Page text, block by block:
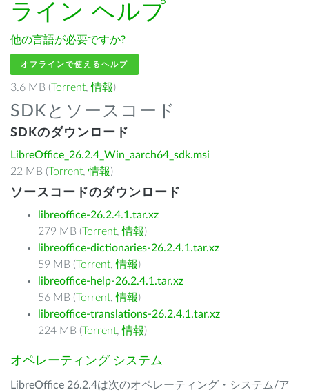
ライン ヘルプ
他の言語が必要ですか?
オフラインで使えるヘルプ
3.6 MB (Torrent,情報)
SDKとソースコード
SDKのダウンロード
LibreOffice_26.2.4_Win_aarch64_sdk.msi
22 MB (Torrent,情報)
ソースコードのダウンロード
libreoffice-26.2.4.1.tar.xz
279 MB (Torrent,情報)
libreoffice-dictionaries-26.2.4.1.tar.xz
59 MB (Torrent,情報)
libreoffice-help-26.2.4.1.tar.xz
56 MB (Torrent,情報)
libreoffice-translations-26.2.4.1.tar.xz
224 MB (Torrent,情報)
オペレーティング システム
LibreOffice 26.2.4は次のオペレーティング・システム/ア